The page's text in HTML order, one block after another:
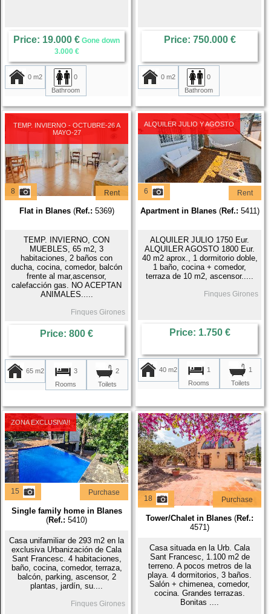
Price: 19.000 € Gone down
3.000 €
0 m2
0
Bathroom
Price: 750.000 €
0 m2
0
Bathroom
TEMP. INVIERNO - OCTUBRE-26 A
MAYO-27
8 Rent
Flat in Blanes(Ref.: 5369)
TEMP. INVIERNO, CON
MUEBLES, 65 m2, 3
habitaciones, 2 baños con
ducha, cocina, comedor, balcón
frente al mar,ascensor,
calefacción gas. NO ACEPTAN
ANIMALES.....
Finques Girones
Price: 800 €
65 m2
3
Rooms
2
Toilets
ALQUILER JULIO Y AGOSTO
6 Rent
Apartment in Blanes(Ref.: 5411)
ALQUILER JULIO 1750 Eur.
ALQUILER AGOSTO 1800 Eur.
40 m2 aprox., 1 dormitorio doble,
1 baño, cocina + comedor,
terraza de 10 m2, ascensor.....
Finques Girones
Price: 1.750 €
40 m2
1
Rooms
1
Toilets
ZONA EXCLUSIVA!!
15 Purchase
Single family home in Blanes
(Ref.: 5410)
Casa unifamiliar de 293 m2 en la
exclusiva Urbanización de Cala
Sant Francesc. 4 habitaciones,
baño, cocina, comedor, terraza,
balcón, parking, ascensor, 2
plantas, jardín, su....
Finques Girones
18 Purchase
Tower/Chalet in Blanes (Ref.:
4571)
Casa situada en la Urb. Cala
Sant Francesc, 1.100 m2 de
terreno. A pocos metros de la
playa. 4 dormitorios, 3 baños.
Salón + chimenea, comedor,
cocina. Grandes terrazas.
Bonitas ....